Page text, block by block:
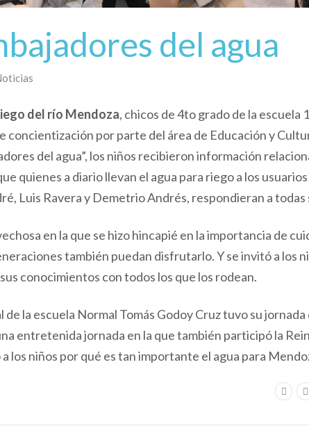
del agua
del río Mendoza, chicos de 4to grado de la escuela
concientización por parte del área de Educación y
del agua”, los niños recibieron información
quienes a diario llevan el agua para riego a los
Luis Ravera y Demetrio Andrés, respondieran a
en la que se hizo hincapié en la importancia de
también puedan disfrutarlo. Y se invitó a los
conocimientos con todos los que los rodean.
la escuela Normal Tomás Godoy Cruz tuvo su
entretenida jornada en la que también participó la
los niños por qué es tan importante el agua para